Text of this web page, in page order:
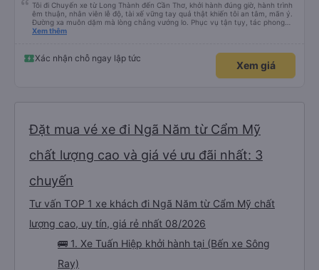
Tôi đi Chuyến xe từ Long Thành đến Cần Thơ, khởi hành đúng giờ, hành trình
êm thuận, nhân viên lễ độ, tài xế vững tay quả thật khiến tôi an tâm, mãn ý.
Đường xa muôn dặm mà lòng chẳng vướng lo. Phục vụ tận tụy, tác phong
nghiêm cẩn, hiếm thấy giữa thời buổi kim tiền vội vã. Xã hội loạn đạo. Xin gửi
Xem thêm
Xác nhận chỗ ngay lập tức
Xem giá
Đặt mua vé xe đi Ngã Năm từ Cẩm Mỹ
chất lượng cao và giá vé ưu đãi nhất: 3
chuyến
Tư vấn TOP 1 xe khách đi Ngã Năm từ Cẩm Mỹ chất
lượng cao, uy tín, giá rẻ nhất 08/2026
🚌 1. Xe Tuấn Hiệp khởi hành tại (Bến xe Sông
Ray)